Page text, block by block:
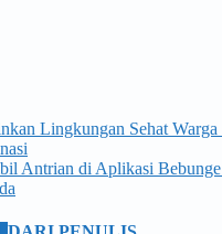
Lingkungan Sehat Warga
Antrian di Aplikasi Bebunge